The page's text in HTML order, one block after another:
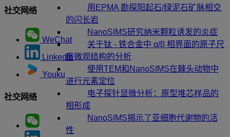
用EPMA 勘探阳起石/绿泥石矿脉相交
的闪长岩
NanoSIMS研究纳米颗粒诱发的炎症
关于钛 - 铁合金中 α/β 相界面的原子尺
度微观结构的分析
使用TEM和NanoSIMS在棘头动物中
进行元素定位
电子探针显微分析：原型堆芯样品的
相形成
NanoSIMS揭示了亚细胞代谢物的活
性
社交网络
WeChat
LinkedIn
Youku
社交网络